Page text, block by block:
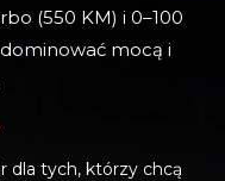
(550 KM) i 0–100
mocą i
dla tych, którzy chcą